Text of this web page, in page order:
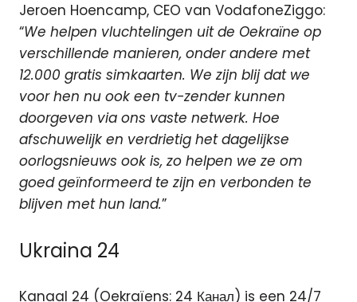
Jeroen Hoencamp, CEO van VodafoneZiggo:
“We helpen vluchtelingen uit de Oekraïne op
verschillende manieren, onder andere met
12.000 gratis simkaarten. We zijn blij dat we
voor hen nu ook een tv-zender kunnen
doorgeven via ons vaste netwerk. Hoe
afschuwelijk en verdrietig het dagelijkse
oorlogsnieuws ook is, zo helpen we ze om
goed geïnformeerd te zijn en verbonden te
blijven met hun land.”
Ukraina 24
Kanaal 24 (Oekraïens: 24 Канал) is een 24/7